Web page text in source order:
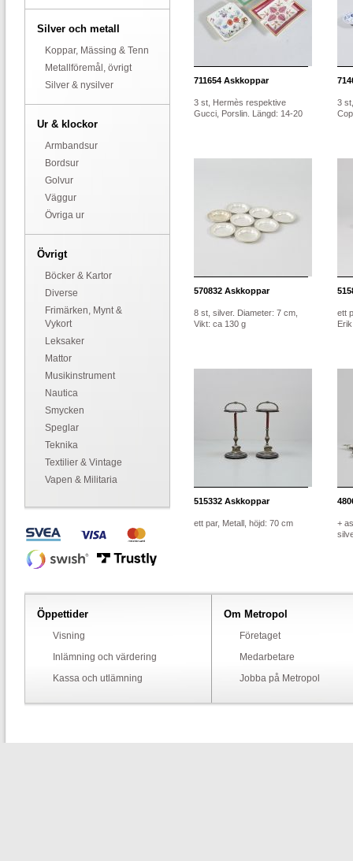
Silver och metall
Koppar, Mässing & Tenn
Metallföremål, övrigt
Silver & nysilver
Ur & klockor
Armbandsur
Bordsur
Golvur
Väggur
Övriga ur
Övrigt
Böcker & Kartor
Diverse
Frimärken, Mynt &
Vykort
Leksaker
Mattor
Musikinstrument
Nautica
Smycken
Speglar
Teknika
Textilier & Vintage
Vapen & Militaria
711654 Askkoppar
3 st, Hermès respektive
Gucci, Porslin. Längd: 14-20
3
570832 Askkoppar
8 st, silver. Diameter: 7 cm,
Vikt: ca 130 g
ett
515332 Askkoppar
ett par, Metall, höjd: 70 cm
+
Öppettider
Visning
Inlämning och värdering
Kassa och utlämning
Om Metropol
Företaget
Medarbetare
Jobba på Metropol